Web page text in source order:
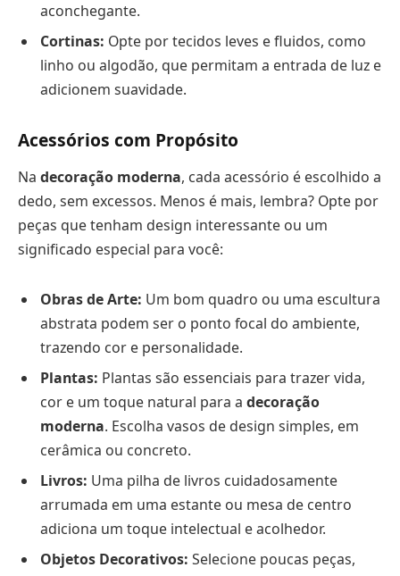
aconchegante.
Cortinas: Opte por tecidos leves e fluidos, como
linho ou algodão, que permitam a entrada de luz e
adicionem suavidade.
Acessórios com Propósito
Na decoração moderna, cada acessório é escolhido a
dedo, sem excessos. Menos é mais, lembra? Opte por
peças que tenham design interessante ou um
significado especial para você:
Obras de Arte: Um bom quadro ou uma escultura
abstrata podem ser o ponto focal do ambiente,
trazendo cor e personalidade.
Plantas: Plantas são essenciais para trazer vida,
cor e um toque natural para a decoração
moderna. Escolha vasos de design simples, em
cerâmica ou concreto.
Livros: Uma pilha de livros cuidadosamente
arrumada em uma estante ou mesa de centro
adiciona um toque intelectual e acolhedor.
Objetos Decorativos: Selecione poucas peças,